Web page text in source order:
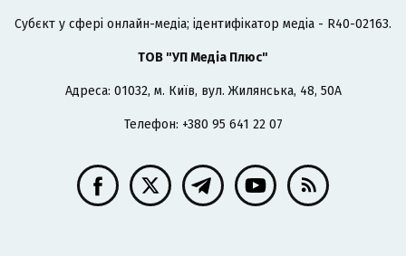
Cубєкт у сфері онлайн-медіа; ідентифікатор медіа - R40-02163.
ТОВ "УП Медіа Плюс"
Адреса: 01032, м. Київ, вул. Жилянська, 48, 50А
Телефон: +380 95 641 22 07